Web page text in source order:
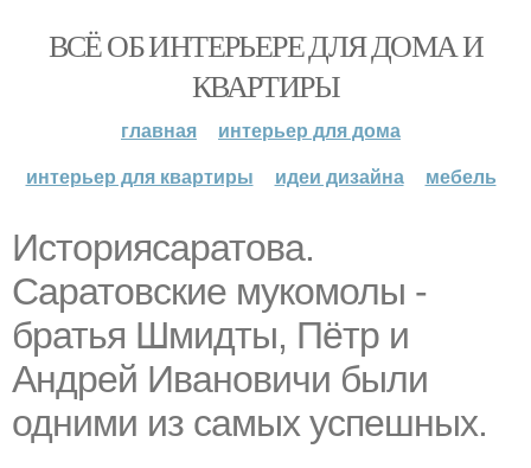
ВСЁ ОБ ИНТЕРЬЕРЕ ДЛЯ ДОМА И
КВАРТИРЫ
главная
интерьер для дома
интерьер для квартиры
идеи дизайна мебель
Историясаратова.
Саратовские мукомолы -
братья Шмидты, Пётр и
Андрей Ивановичи были
одними из самых успешных.